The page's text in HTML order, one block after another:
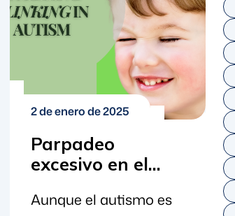
2 de enero de 2025
Parpadeo
excesivo en el
Aunque el autismo es